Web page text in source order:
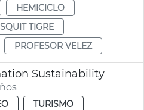
HEMICICLO
TIGRE
PROFESOR VELEZ
Sustainability
TURISMO